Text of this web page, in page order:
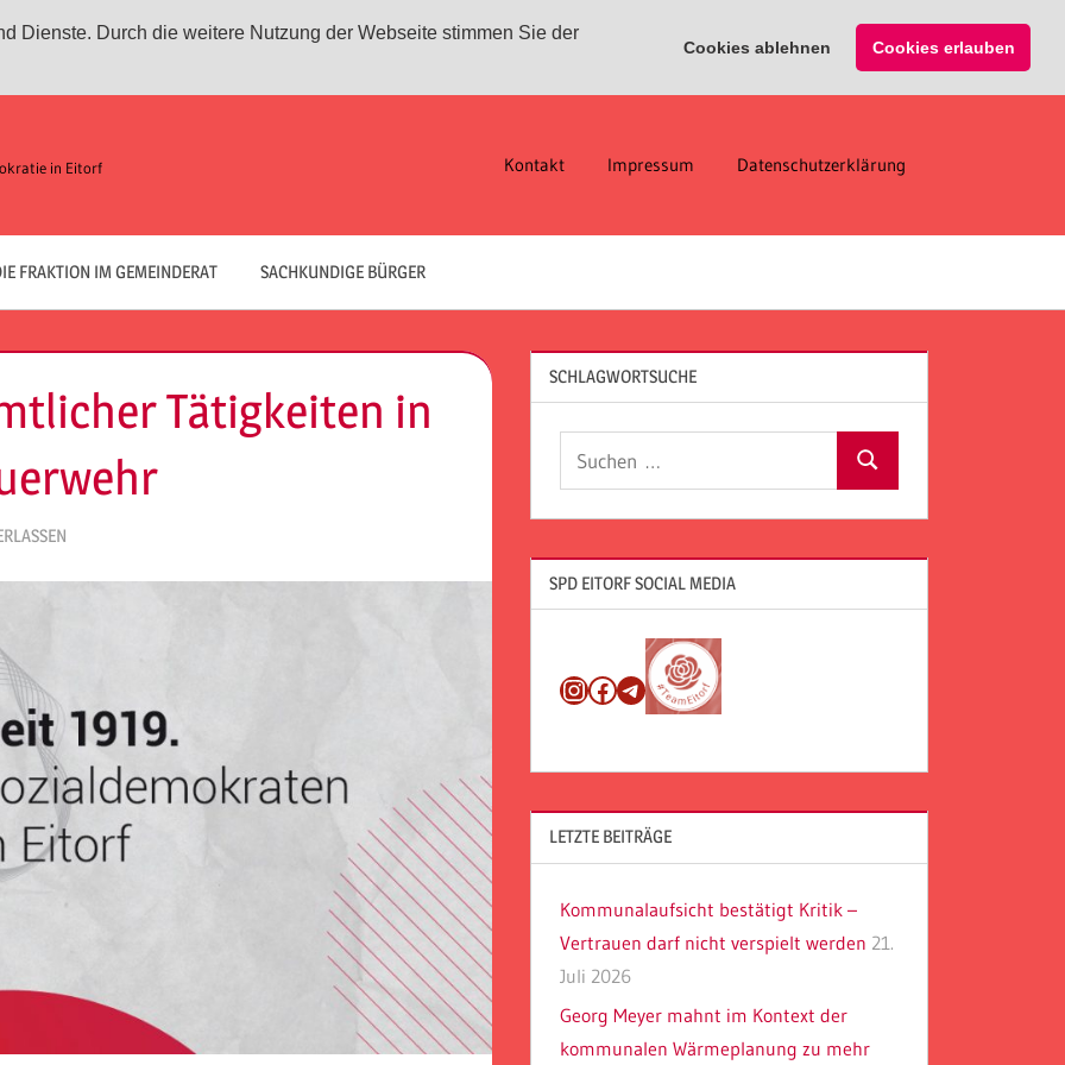
Dienste. Durch die weitere Nutzung der Webseite stimmen Sie der
Cookies ablehnen Cookies erlauben
in Eitorf Kontakt Impressum Datenschutzerklärung
FRAKTION IM GEMEINDERAT SACHKUNDIGE BÜRGER
Tätigkeiten in
SCHLAGWORTSUCHE
Suchen
SPD EITORF SOCIAL MEDIA
Instagram
Facebook
Telegram
LETZTE BEITRÄGE
Kommunalaufsicht bestätigt Kritik –
Vertrauen darf nicht verspielt werden 21.
Juli 2026
Georg Meyer mahnt im Kontext der
kommunalen Wärmeplanung zu mehr